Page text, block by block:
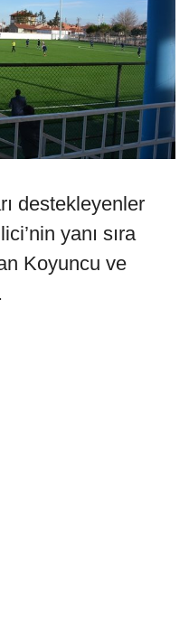
destekleyenler
yanı sıra
Koyuncu ve